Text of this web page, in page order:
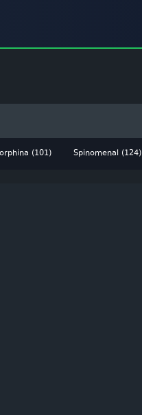
(101) Spinomenal (124)